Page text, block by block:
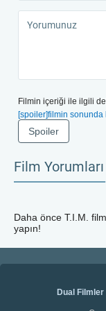
Filmin içeriği ile ilgili
[spoiler]filmin
Spoiler
Film Yorumları
Daha önce T.I.M.
yapın!
Dual Filmler